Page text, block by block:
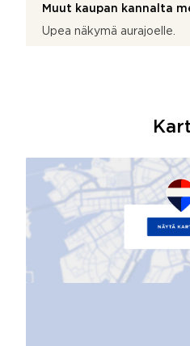
Muut kaupan kannalta
Upea näkymä aurajoelle.